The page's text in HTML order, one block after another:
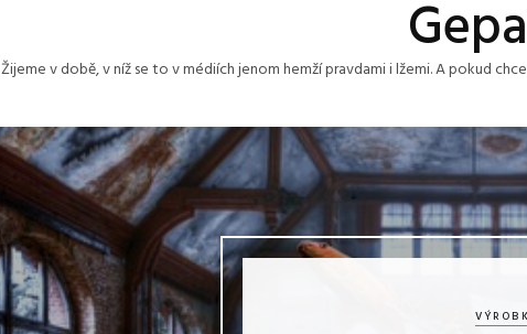
Žijeme v době, v níž se to v médiích jenom hemží pravdami i lžemi. A pokud